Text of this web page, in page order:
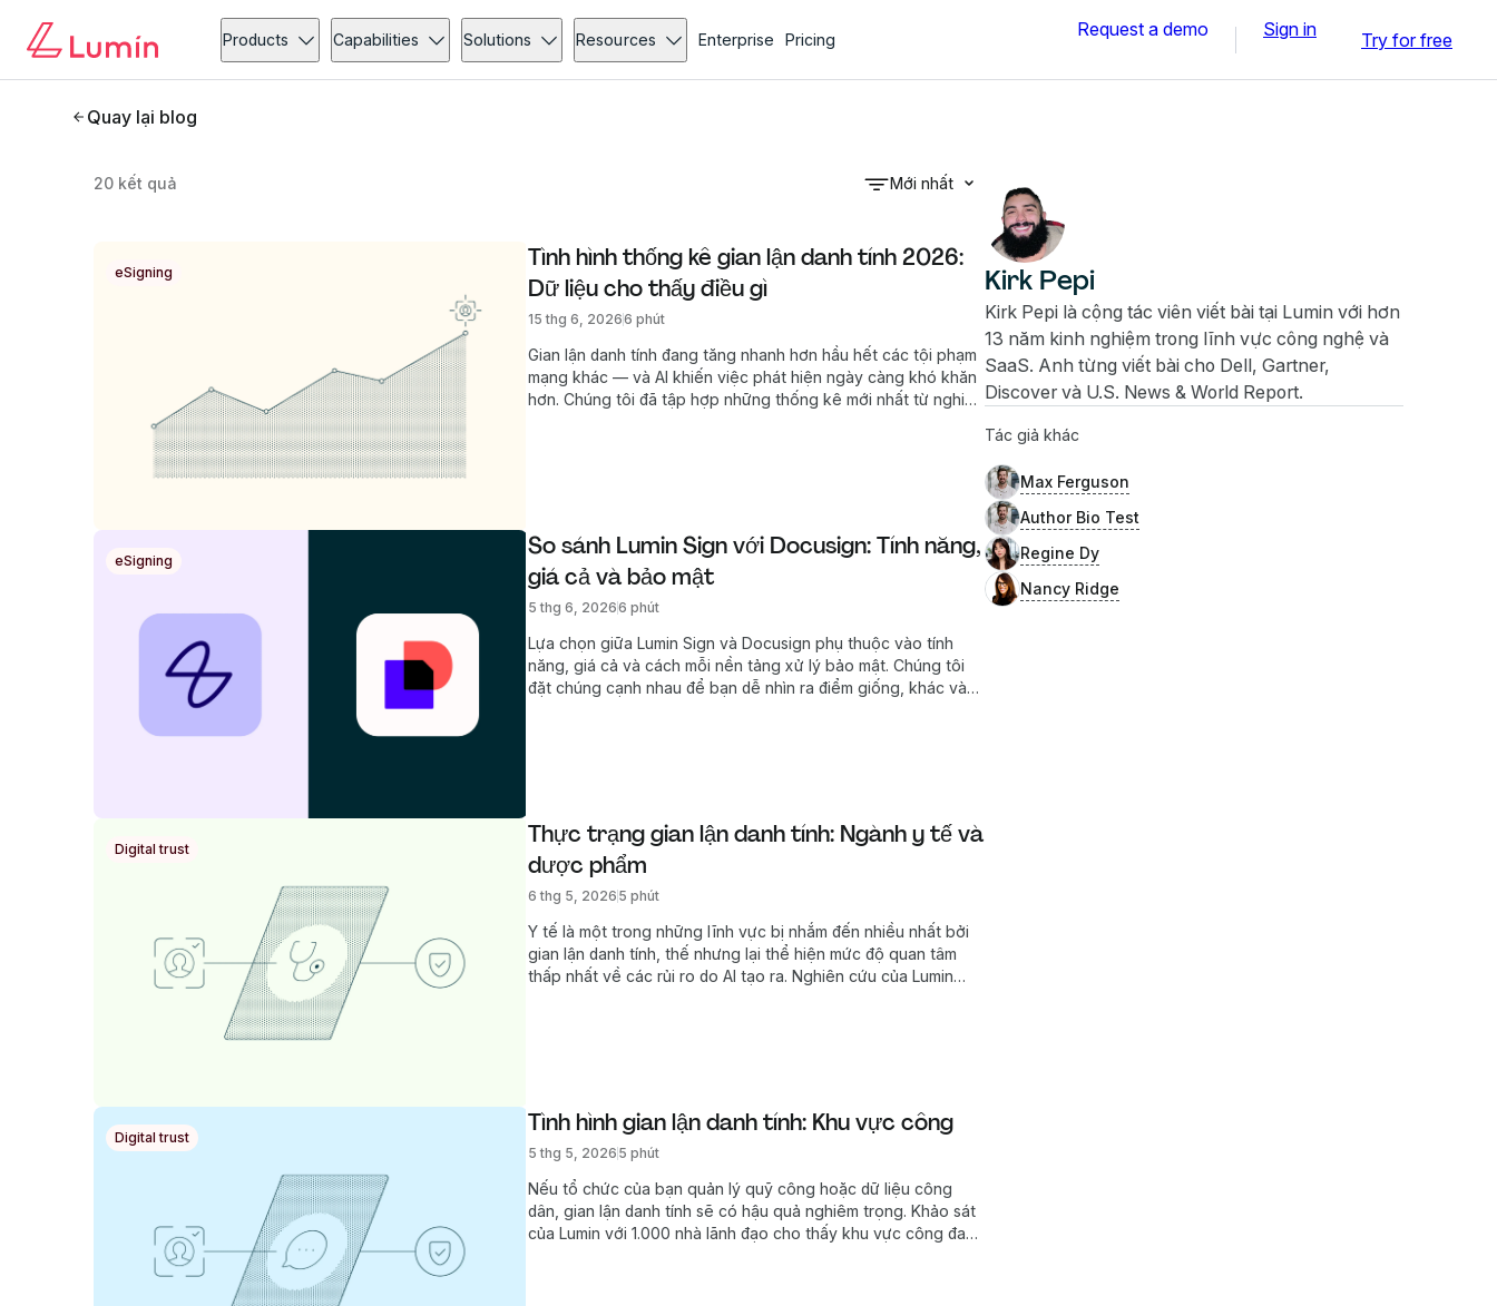
Products Capabilities Solutions Resources Enterprise Pricing Request a demo Sign in Try for free
Quay lại blog
Kirk Pepi
Kirk Pepi là cộng tác viên viết bài tại Lumin với hơn
13 năm kinh nghiệm trong lĩnh vực công nghệ và
SaaS. Anh từng viết bài cho Dell, Gartner,
Discover và U.S. News & World Report.
Tác giả khác
Max Ferguson
Author Bio Test
Regine Dy
Nancy Ridge
20 kết quả Mới nhất
eSigning
Tình hình thống kê gian lận danh tính 2026:
Dữ liệu cho thấy điều gì
15 thg 6, 20266 phút
Gian lận danh tính đang tăng nhanh hơn hầu hết các tội phạm
mạng khác — và AI khiến việc phát hiện ngày càng khó khăn
hơn. Chúng tôi đã tập hợp những thống kê mới nhất từ nghiên
eSigning
So sánh Lumin Sign với Docusign: Tính năng,
giá cả và bảo mật
5 thg 6, 20266 phút
Lựa chọn giữa Lumin Sign và Docusign phụ thuộc vào tính
năng, giá cả và cách mỗi nền tảng xử lý bảo mật. Chúng tôi
đặt chúng cạnh nhau để bạn dễ nhìn ra điểm giống, khác và
Digital trust
Thực trạng gian lận danh tính: Ngành y tế và
dược phẩm
6 thg 5, 2026 5 phút
Y tế là một trong những lĩnh vực bị nhắm đến nhiều nhất bởi
gian lận danh tính, thế nhưng lại thể hiện mức độ quan tâm
thấp nhất về các rủi ro do AI tạo ra. Nghiên cứu của Lumin
Digital trust
Tình hình gian lận danh tính: Khu vực công
5 thg 5, 2026 5 phút
Nếu tổ chức của bạn quản lý quỹ công hoặc dữ liệu công
dân, gian lận danh tính sẽ có hậu quả nghiêm trọng. Khảo sát
của Lumin với 1.000 nhà lãnh đạo cho thấy khu vực công đang